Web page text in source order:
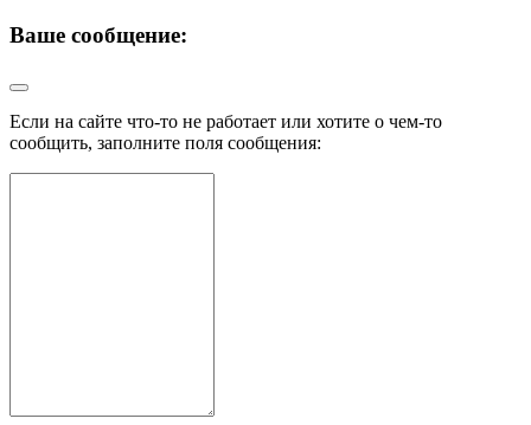
Ваше сообщение:
Если на сайте что-то не работает или хотите о чем-то
сообщить, заполните поля сообщения: